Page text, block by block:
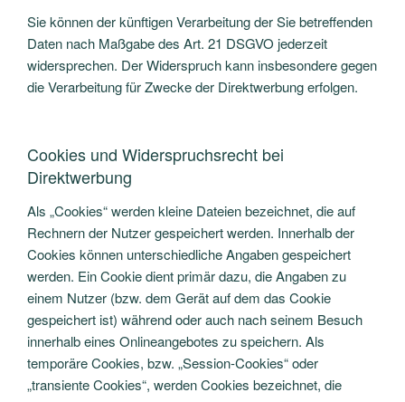
Sie können der künftigen Verarbeitung der Sie betreffenden
Daten nach Maßgabe des Art. 21 DSGVO jederzeit
widersprechen. Der Widerspruch kann insbesondere gegen
die Verarbeitung für Zwecke der Direktwerbung erfolgen.
Cookies und Widerspruchsrecht bei
Direktwerbung
Als „Cookies“ werden kleine Dateien bezeichnet, die auf
Rechnern der Nutzer gespeichert werden. Innerhalb der
Cookies können unterschiedliche Angaben gespeichert
werden. Ein Cookie dient primär dazu, die Angaben zu
einem Nutzer (bzw. dem Gerät auf dem das Cookie
gespeichert ist) während oder auch nach seinem Besuch
innerhalb eines Onlineangebotes zu speichern. Als
temporäre Cookies, bzw. „Session-Cookies“ oder
„transiente Cookies“, werden Cookies bezeichnet, die